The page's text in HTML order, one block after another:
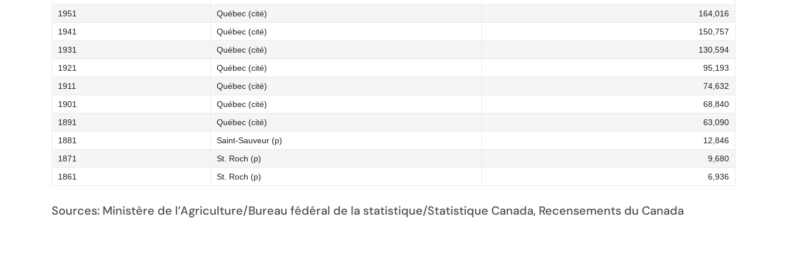
1951
Québec (cité)
164,016
1941
Québec (cité)
150,757
1931
Québec (cité)
130,594
1921
Québec (cité)
95,193
1911
Québec (cité)
74,632
1901
Québec (cité)
68,840
1891
Québec (cité)
63,090
1881
Saint-Sauveur (p)
12,846
1871
St. Roch (p)
9,680
1861
St. Roch (p) 6,936
Sources: Ministère de l’Agriculture/Bureau fédéral de la statistique/Statistique Canada, Recensements du Canada